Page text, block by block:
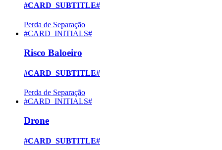
#CARD_SUBTITLE#
Perda de Separação
#CARD_INITIALS#
Risco Baloeiro
#CARD_SUBTITLE#
Perda de Separação
#CARD_INITIALS#
Drone
#CARD_SUBTITLE#